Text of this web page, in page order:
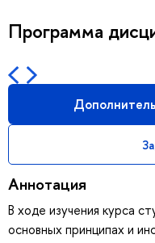
Программа
Аннотация
В ходе изучения курса
основных принципах и